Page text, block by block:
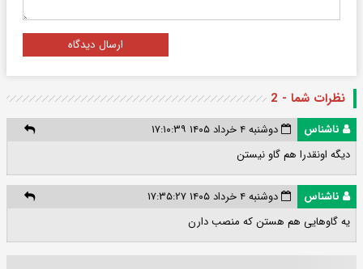
ارسال دیدگاه
نظرات شما - 2
ناشناس
دوشنبه ۴ خرداد ۱۴۰۵ ۱۷:۱۰:۳۹
دیگه اونقدرا هم گاو نیستن
ناشناس
دوشنبه ۴ خرداد ۱۴۰۵ ۱۷:۳۵:۲۷
یه گاوهایی هم هستن که منصب دارن